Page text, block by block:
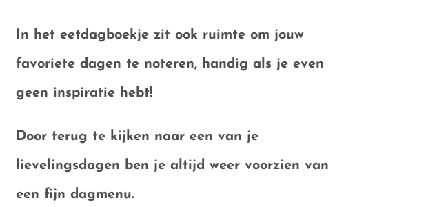
In het eetdagboekje zit ook ruimte om jouw
favoriete dagen te noteren, handig als je even
geen inspiratie hebt!
Door terug te kijken naar een van je
lievelingsdagen ben je altijd weer voorzien van
een fijn dagmenu.